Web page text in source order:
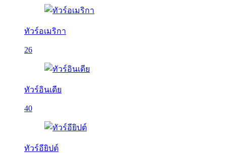
ทัวร์อเมริกา
26
ทัวร์อินเดีย
40
ทัวร์อียิปต์